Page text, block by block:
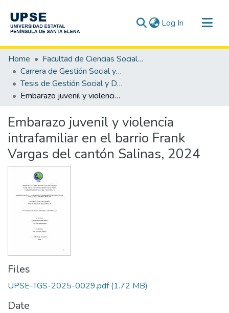
Log In (current)
Communities & Collections
All of DSpace
Statistics
Home
Facultad de Ciencias Sociales y de la Salud
Carrera de Gestión Social y Desarrollo
Tesis de Gestión Social y Desarrollo
Embarazo juvenil y violencia intrafamiliar en el barrio Frank Vargas del cantón Salinas, 2024
Embarazo juvenil y violencia
intrafamiliar en el barrio Frank
Vargas del cantón Salinas, 2024
Files
UPSE-TGS-2025-0029.pdf(1.72 MB)
Date